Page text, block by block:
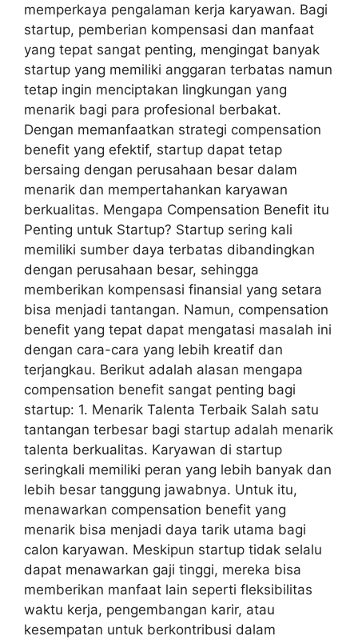
memperkaya pengalaman kerja karyawan. Bagi
startup, pemberian kompensasi dan manfaat
yang tepat sangat penting, mengingat banyak
startup yang memiliki anggaran terbatas namun
tetap ingin menciptakan lingkungan yang
menarik bagi para profesional berbakat.
Dengan memanfaatkan strategi compensation
benefit yang efektif, startup dapat tetap
bersaing dengan perusahaan besar dalam
menarik dan mempertahankan karyawan
berkualitas. Mengapa Compensation Benefit itu
Penting untuk Startup? Startup sering kali
memiliki sumber daya terbatas dibandingkan
dengan perusahaan besar, sehingga
memberikan kompensasi finansial yang setara
bisa menjadi tantangan. Namun, compensation
benefit yang tepat dapat mengatasi masalah ini
dengan cara-cara yang lebih kreatif dan
terjangkau. Berikut adalah alasan mengapa
compensation benefit sangat penting bagi
startup: 1. Menarik Talenta Terbaik Salah satu
tantangan terbesar bagi startup adalah menarik
talenta berkualitas. Karyawan di startup
seringkali memiliki peran yang lebih banyak dan
lebih besar tanggung jawabnya. Untuk itu,
menawarkan compensation benefit yang
menarik bisa menjadi daya tarik utama bagi
calon karyawan. Meskipun startup tidak selalu
dapat menawarkan gaji tinggi, mereka bisa
memberikan manfaat lain seperti fleksibilitas
waktu kerja, pengembangan karir, atau
kesempatan untuk berkontribusi dalam